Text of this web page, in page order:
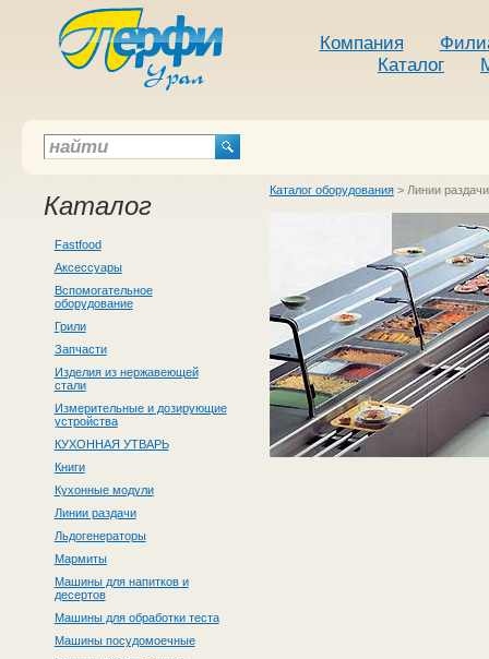
Компания
Каталог
Каталог
Fastfood
Аксессуары
Вспомогательное
оборудование
Грили
Запчасти
Изделия из нержавеющей
стали
Измерительные и дозирующие
устройства
КУХОННАЯ УТВАРЬ
Книги
Кухонные модули
Линии раздачи
Льдогенераторы
Мармиты
Машины для напитков и
десертов
Машины для обработки теста
Машины посудомоечные
Каталог оборудования> Линии раздачи